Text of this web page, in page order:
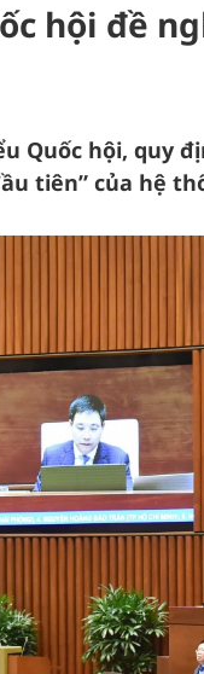
hội đề
Quốc hội, quy
tiên” của hệ